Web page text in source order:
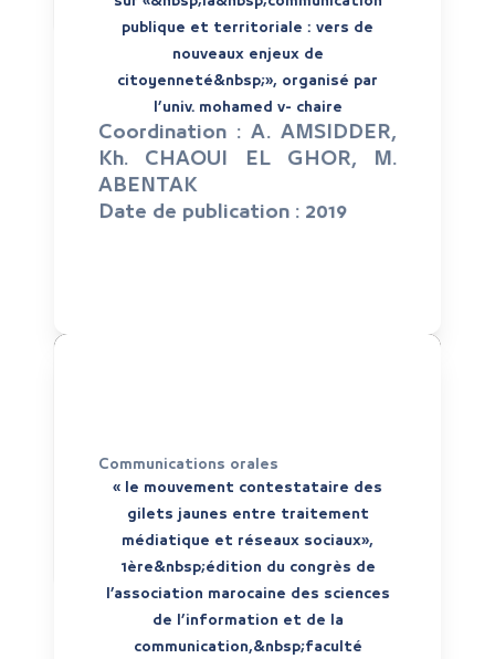
publique et territoriale : vers de
nouveaux enjeux de
citoyenneté&nbsp;», organisé par
l’univ. mohamed v- chaire
Coordination : A. AMSIDDER,
Kh. CHAOUI EL GHOR, M.
ABENTAK
Date de publication : 2019
Communications orales
« le mouvement contestataire des
gilets jaunes entre traitement
médiatique et réseaux sociaux»,
1ère&nbsp;édition du congrès de
l’association marocaine des sciences
de l’information et de la
communication,&nbsp;faculté